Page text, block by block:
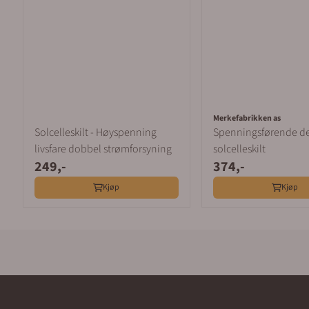
Solcelleskilt - Høyspenning
livsfare dobbel strømforsyning
249,-
Kjøp
Merkefabrikken as
Spenningsførende
solcelleskilt
374,-
Kjøp